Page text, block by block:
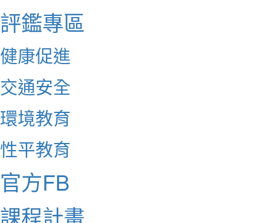
評鑑專區
健康促進
交通安全
環境教育
性平教育
官方FB
課程計畫